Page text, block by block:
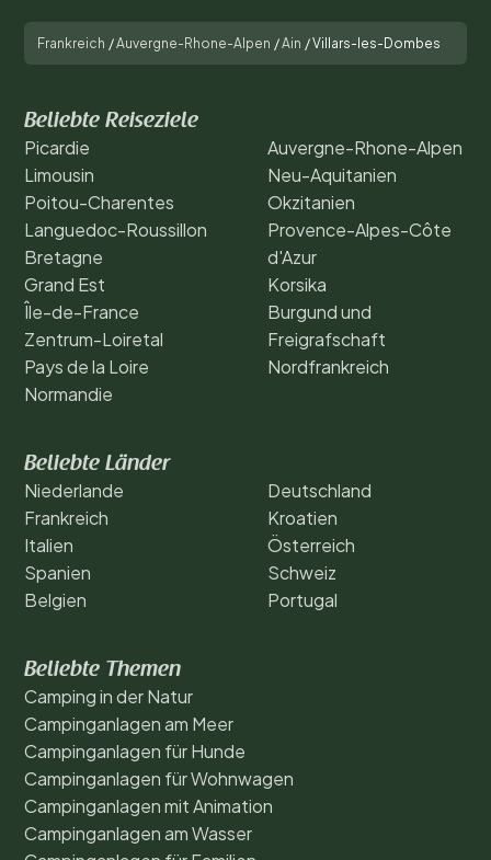
Frankreich /Auvergne-Rhone-Alpen /Ain /Villars-les-Dombes
Beliebte Reiseziele
Picardie
Limousin
Poitou-Charentes
Languedoc-Roussillon
Bretagne
Grand Est
Île-de-France
Zentrum-Loiretal
Pays de la Loire
Normandie
Auvergne-Rhone-Alpen
Neu-Aquitanien
Okzitanien
Provence-Alpes-Côte
d'Azur
Korsika
Burgund und
Freigrafschaft
Nordfrankreich
Beliebte Länder
Niederlande
Frankreich
Italien
Spanien
Belgien
Deutschland
Kroatien
Österreich
Schweiz
Portugal
Beliebte Themen
Camping in der Natur
Campinganlagen am Meer
Campinganlagen für Hunde
Campinganlagen für Wohnwagen
Campinganlagen mit Animation
Campinganlagen am Wasser